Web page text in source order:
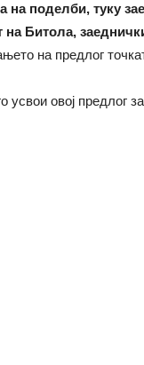
на поделби, туку
на Битола,
на предлог
усвои овој